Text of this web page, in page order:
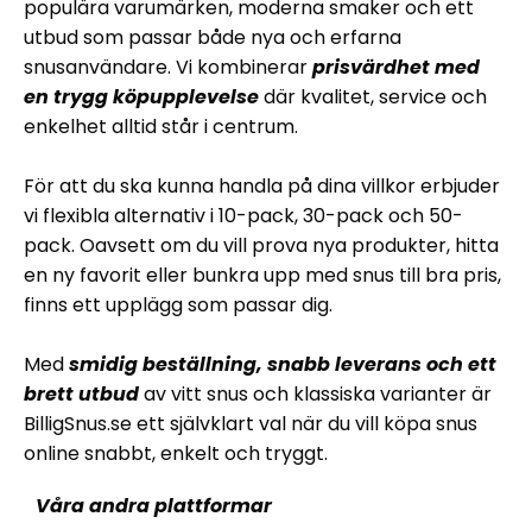
populära varumärken, moderna smaker och ett
utbud som passar både nya och erfarna
snusanvändare. Vi kombinerarprisvärdhet med
en trygg köpupplevelsedär kvalitet, service och
enkelhet alltid står i centrum.
För att du ska kunna handla på dina villkor erbjuder
vi flexibla alternativ i 10-pack, 30-pack och 50-
pack. Oavsett om du vill prova nya produkter, hitta
en ny favorit eller bunkra upp med snus till bra pris,
finns ett upplägg som passar dig.
Medsmidig beställning, snabb leverans och ett
brett utbudav vitt snus och klassiska varianter är
BilligSnus.se ett självklart val när du vill köpa snus
online snabbt, enkelt och tryggt.
Våra andra plattformar